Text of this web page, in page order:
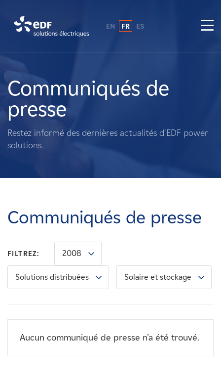
A propos de nous
Ce que nous faisons
Propriétaires fonciers
Carrières
Nouvelles
Contactez-nous
EN FR ES
Communiqués de
presse
Restez informé des dernières actualités d'EDF power
solutions.
Communiqués de presse
FILTREZ: 2008
Solutions distribuées Solaire et stockage
Aucun communiqué de presse n'a été trouvé.